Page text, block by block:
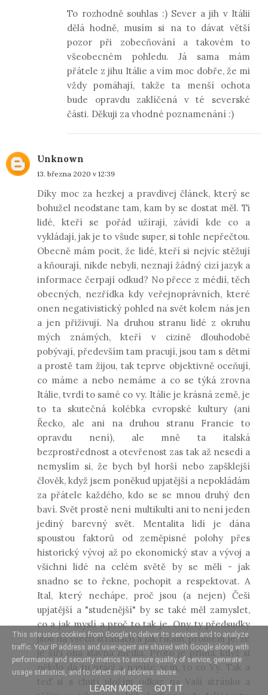
To rozhodně souhlas :) Sever a jih v Itálii
dělá hodně, musím si na to dávat větší
pozor při zobecňování a takovém to
všeobecném pohledu. Já sama mám
přátele z jihu Itálie a vím moc dobře, že mi
vždy pomáhají, takže ta menší ochota
bude opravdu zaklíčená v té severské
části. Děkuji za vhodné poznamenání :)
Unknown
13. března 2020 v 12:39
Díky moc za hezkej a pravdivej článek, který se
bohužel neodstane tam, kam by se dostat měl. Ti
lidé, kteří se pořád užírají, závidí kde co a
vykládají, jak je to všude super, si tohle nepřečtou.
Obecně mám pocit, že lidé, kteří si nejvíc stěžují
a kňourají, nikde nebyli, neznají žádný cizí jazyk a
informace čerpají odkud? No přece z médií, těch
obecných, nezřídka kdy veřejnoprávních, které
onen negativistický pohled na svět kolem nás jen
a jen přiživují. Na druhou stranu lidé z okruhu
mých známých, kteří v cizině dlouhodobě
pobývají, především tam pracují, jsou tam s dětmi
a prostě tam žijou, tak teprve objektivně oceňují,
co máme a nebo nemáme a co se týká zrovna
Itálie, tvrdí to samé co vy. Itálie je krásná země, je
to ta skutečná kolébka evropské kultury (ani
Řecko, ale ani na druhou stranu Francie to
opravdu není), ale mně ta italská
bezprostřednost a otevřenost zas tak až nesedí a
nemyslím si, že bych byl horší nebo zapšklejší
člověk, když jsem poněkud upjatější a nepokládám
za přátele každého, kdo se se mnou druhý den
baví. Svět prostě není multikulti ani to není jeden
jediný barevný svět. Mentalita lidí je dána
spoustou faktorů od zeměpisné polohy přes
historický vývoj až po ekonomický stav a vývoj a
všichni lidé na celém světě by se měli - jak
snadno se to řekne, pochopit a respektovat. A
Ital, který nechápe, proč jsou (a nejen) Češi
upjatější a "studenější" by se také měl zamyslet,
co a jak myslí a proč to tak je. Ony ty předsudky
jsou na všech stranách a jak říkám, problém je, že
je šíří ona slavná média. Proto je prima, když si
někdo dá tu práci a napíše sem, to co Vy. Tak a
teď si s chutí uložím odkaz na Vaši stránku a
This site uses cookies from Google to deliver its services and to analyze
traffic. Your IP address and user-agent are shared with Google along with
performance and security metrics to ensure quality of service, generate
usage statistics, and to detect and address abuse.
LEARN MORE GOT IT